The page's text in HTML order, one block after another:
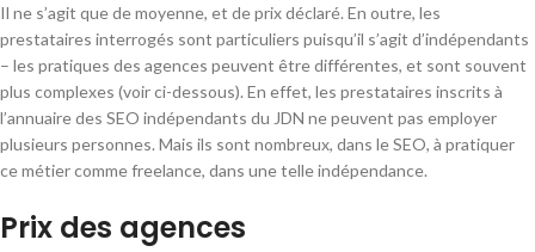
Il ne s’agit que de moyenne, et de prix déclaré. En outre, les
prestataires interrogés sont particuliers puisqu’il s’agit d’indépendants
– les pratiques des agences peuvent être différentes, et sont souvent
plus complexes (voir ci-dessous). En effet, les prestataires inscrits à
l’annuaire des SEO indépendants du JDN ne peuvent pas employer
plusieurs personnes. Mais ils sont nombreux, dans le SEO, à pratiquer
ce métier comme freelance, dans une telle indépendance.
Prix des agences